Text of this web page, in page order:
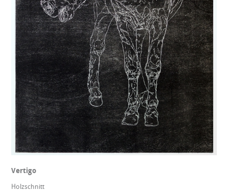
Vertigo
Holzschnitt